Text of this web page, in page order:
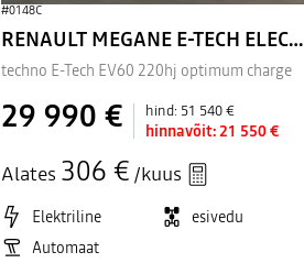
#0148C
RENAULT MEGANE E-TECH ELECTRIC
techno E-Tech EV60 220hj optimum charge
29 990 € hind: 51 540 €
hinnavõit:21 550 €
Alates 306 € /kuus
Elektriline
esivedu
Automaat